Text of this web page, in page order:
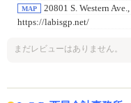
MAP 20801 S. Western Ave.,
https://labisgp.net/
まだレビューはありません。